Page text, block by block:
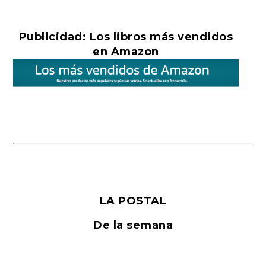
Publicidad: Los libros más vendidos
en Amazon
LA POSTAL
De la semana